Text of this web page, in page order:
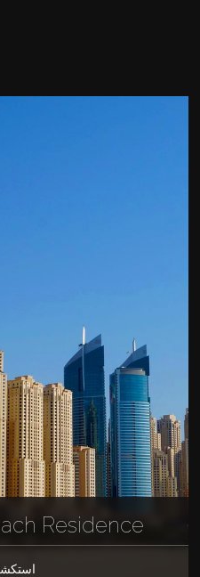
Residence